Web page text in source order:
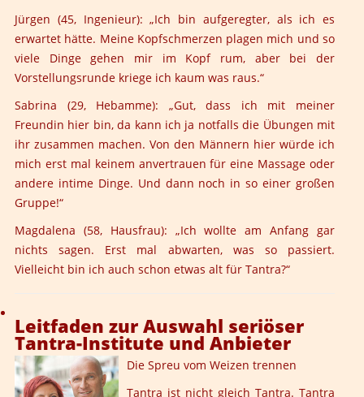
Jürgen (45, Ingenieur): „Ich bin aufgeregter, als ich es
erwartet hätte. Meine Kopfschmerzen plagen mich und so
viele Dinge gehen mir im Kopf rum, aber bei der
Vorstellungsrunde kriege ich kaum was raus.“
Sabrina (29, Hebamme): „Gut, dass ich mit meiner
Freundin hier bin, da kann ich ja notfalls die Übungen mit
ihr zusammen machen. Von den Männern hier würde ich
mich erst mal keinem anvertrauen für eine Massage oder
andere intime Dinge. Und dann noch in so einer großen
Gruppe!“
Magdalena (58, Hausfrau): „Ich wollte am Anfang gar
nichts sagen. Erst mal abwarten, was so passiert.
Vielleicht bin ich auch schon etwas alt für Tantra?“
Leitfaden zur Auswahl seriöser
Tantra-Institute und Anbieter
Die Spreu vom Weizen trennen
Tantra ist nicht gleich Tantra. Tantra